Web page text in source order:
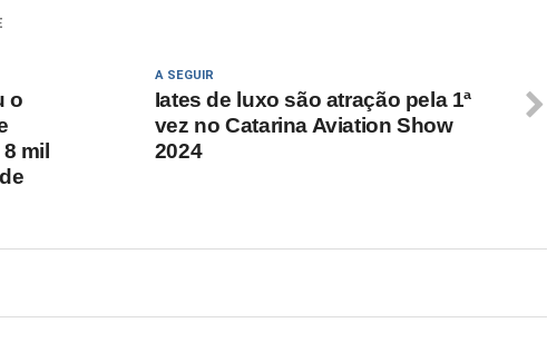
A SEGUIR
Iates de luxo são atração pela 1ª
vez no Catarina Aviation Show
2024
o
mil